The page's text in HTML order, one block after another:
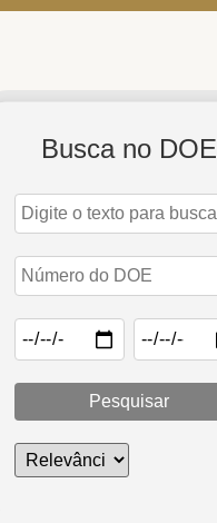
Busca no DOE
Pesquisar